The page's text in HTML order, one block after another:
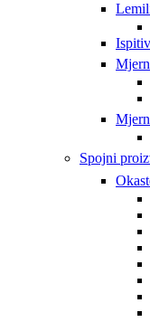
Spojni